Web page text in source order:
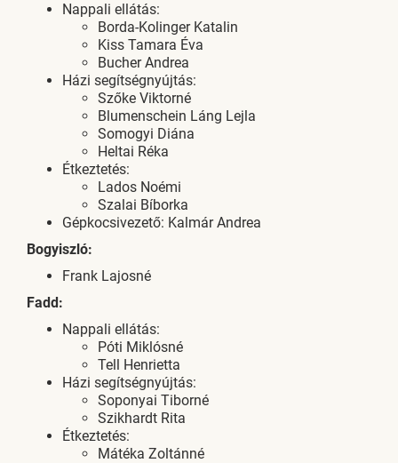
Nappali ellátás:
Borda-Kolinger Katalin
Kiss Tamara Éva
Bucher Andrea
Házi segítségnyújtás:
Szőke Viktorné
Blumenschein Láng Lejla
Somogyi Diána
Heltai Réka
Étkeztetés:
Lados Noémi
Szalai Bíborka
Gépkocsivezető: Kalmár Andrea
Bogyiszló:
Frank Lajosné
Fadd:
Nappali ellátás:
Póti Miklósné
Tell Henrietta
Házi segítségnyújtás:
Soponyai Tiborné
Szikhardt Rita
Étkeztetés:
Mátéka Zoltánné